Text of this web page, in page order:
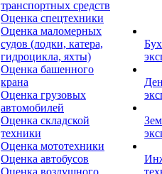
транспортных средств
Оценка спецтехники
Оценка маломерных
судов (лодки, катера,
гидроцикла, яхты)
Оценка башенного
крана
Оценка грузовых
автомобилей
Оценка складской
техники
Оценка мототехники
Оценка автобусов
Оценка воздушного